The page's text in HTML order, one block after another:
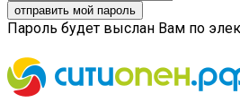
Пароль будет выслан Вам по